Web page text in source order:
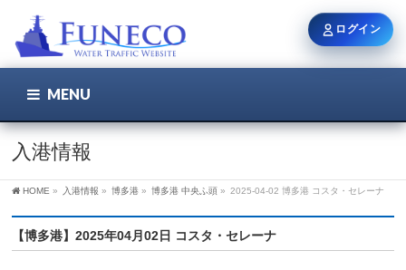
MENU
入港情報
HOME » 入港情報 » 博多港 » 博多港 中央ふ頭 » 2025-04-02 博多港 コスタ・セレーナ
【博多港】2025年04月02日 コスタ・セレーナ
ログイン
ユーザー名 / メール